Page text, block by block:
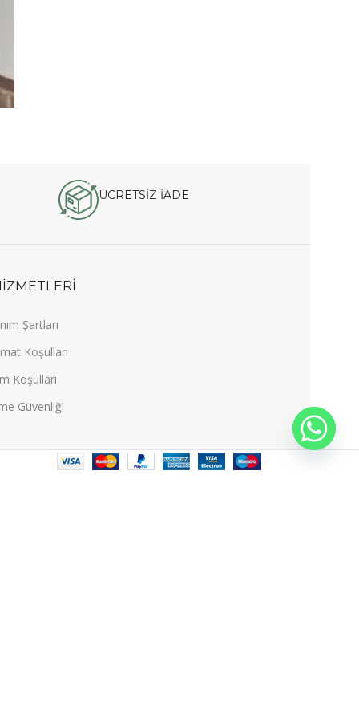
ÜCRETSİZ İADE
Şartları
Koşulları
Koşulları
Güvenliği